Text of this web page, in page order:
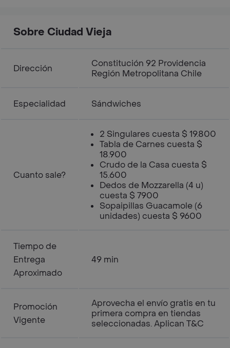
Sobre Ciudad Vieja
Dirección
Constitución 92 Providencia
Región Metropolitana Chile
Especialidad Sándwiches
Cuanto sale?
2 Singulares cuesta $ 19.800
Tabla de Carnes cuesta $
18.900
Crudo de la Casa cuesta $
15.600
Dedos de Mozzarella (4 u)
cuesta $ 7900
Sopaipillas Guacamole (6
unidades) cuesta $ 9600
Tiempo de
Entrega
Aproximado
49 min
Promoción
Vigente
Aprovecha el envío gratis en tu
primera compra en tiendas
seleccionadas. Aplican T&C